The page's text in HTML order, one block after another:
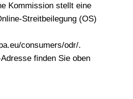
Kommission stellt eine
Streitbeilegung (OS)
consumers/odr/.
finden Sie oben